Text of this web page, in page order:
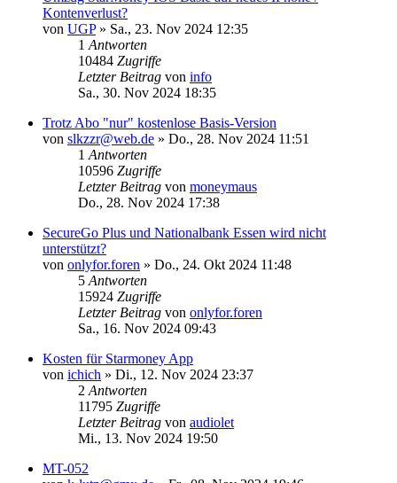
Kontenverlust?
von UGP» Sa., 23. Nov 2024 12:35
1 Antworten
10484 Zugriffe
Letzter Beitrag von info
Sa., 30. Nov 2024 18:35
Trotz Abo "nur" kostenlose Basis-Version
von slkzzr@web.de » Do., 28. Nov 2024 11:51
1 Antworten
10596 Zugriffe
Letzter Beitrag von moneymaus
Do., 28. Nov 2024 17:38
SecureGo Plus und Nationalbank Essen wird nicht
unterstützt?
von onlyfor.foren » Do., 24. Okt 2024 11:48
5 Antworten
15924 Zugriffe
Letzter Beitrag von onlyfor.foren
Sa., 16. Nov 2024 09:43
Kosten für Starmoney App
von ichich » Di., 12. Nov 2024 23:37
2 Antworten
11795 Zugriffe
Letzter Beitrag von audiolet
Mi., 13. Nov 2024 19:50
MT-052